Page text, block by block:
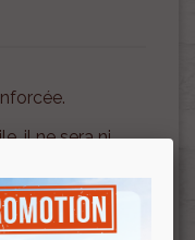
il ne sera ni
commande,
mode de